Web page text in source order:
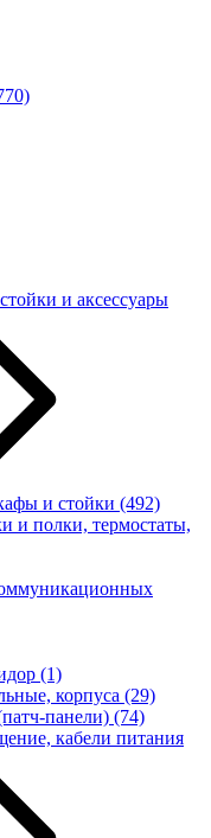
и аксессуары
и стойки (492)
и полки, термостаты,
(1)
корпуса (29)
панели) (74)
кабели питания